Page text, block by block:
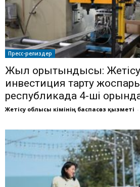
Пресс-релиздер
Жыл қорытындысы:
инвестиция тарту
республикада 4-ші
Жетісу облысы әкімінің баспасөз қызметі -